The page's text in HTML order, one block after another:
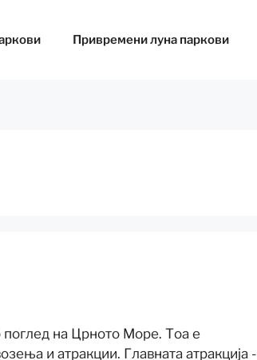
Привремени луна паркови
поглед на Црното Море. Тоа е
и атракции. Главната атракција -